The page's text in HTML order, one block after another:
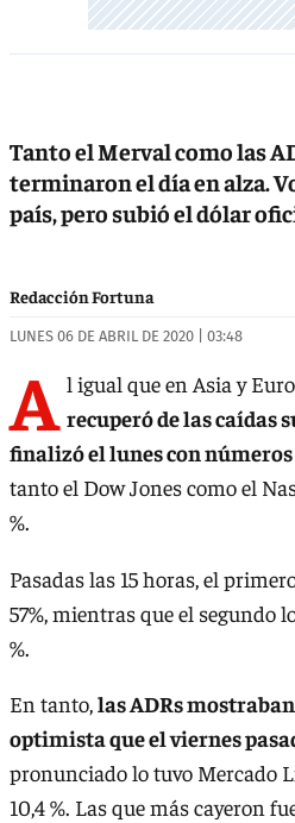
Tanto el Merval como las
terminaron el día en alza.
país, pero subió el dólar
Redacción Fortuna
LUNES 06 DE ABRIL DE 2020 | 03:48
A l igual que en Asia y
recuperó de las caídas
finalizó el lunes con números
tanto el Dow Jones como el
%.
Pasadas las 15 horas, el
57%, mientras que el segundo
%.
En tanto,las ADRs
optimista que el viernes
pronunciado lo tuvo Mercado
10,4 %. Las que más cayeron